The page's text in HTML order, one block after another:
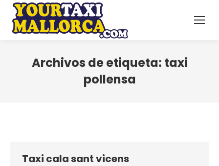
Archivos de etiqueta: taxi
pollensa
Taxi cala sant vicens